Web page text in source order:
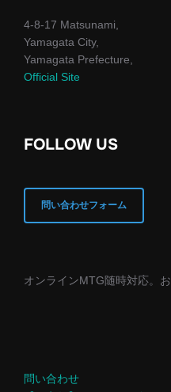
4-8-17 Matsunami,
Yamagata City,
Yamagata Prefecture,
Official Site
FOLLOW US
問い合わせフォーム
オンラインMTG随時対応。
問い合わせ